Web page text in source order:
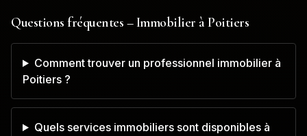
Questions fréquentes – Immobilier àPoitiers
Comment trouver un professionnel immobilier à
Poitiers ?
Quels services immobiliers sont disponibles à